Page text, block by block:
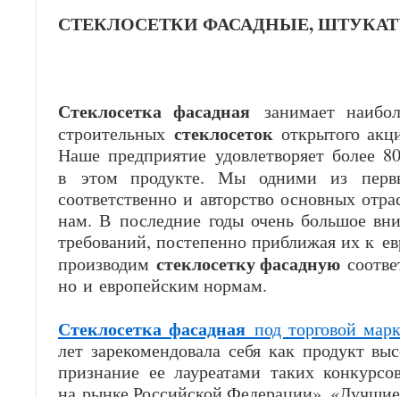
СТЕКЛОСЕТКИ ФАСАДНЫЕ,
Стеклосетка фасадная занимает
строительных стеклосетокоткрытого
Наше предприятие удовлетворяет более
в этом продукте. Мы одними из
соответственно и авторство основных
нам. В последние годы очень большое
требований, постепенно приближая их к
производим стеклосетку фасадную
но и европейским нормам.
Стеклосетка фасадная под торговой
лет зарекомендовала себя как продукт
признание ее лауреатами таких